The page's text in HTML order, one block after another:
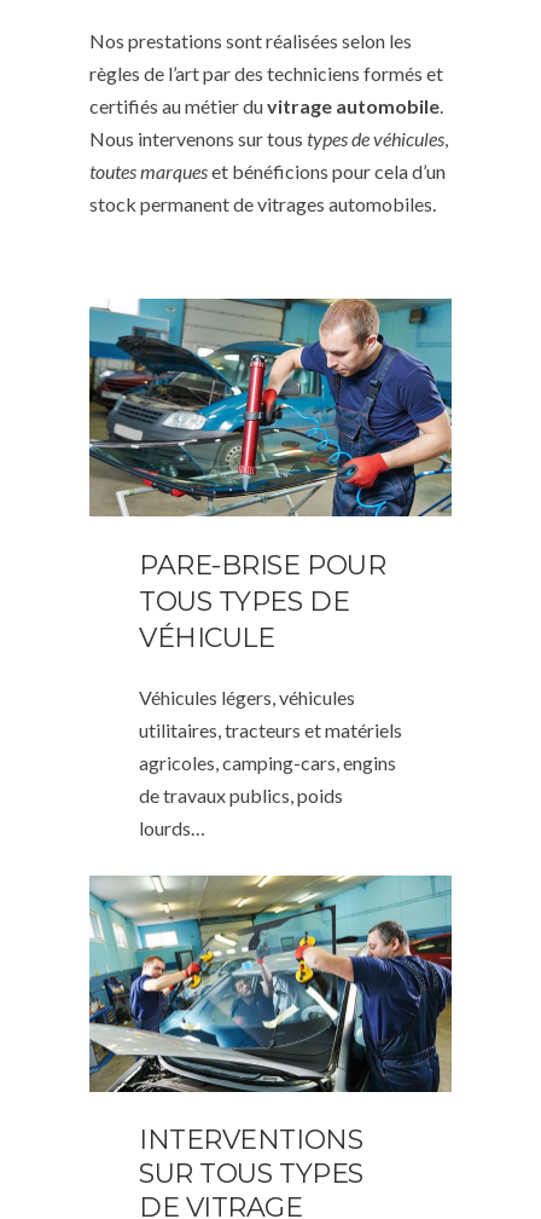
Nos prestations sont réalisées selon les
règles de l’art par des techniciens formés et
certifiés au métier duvitrage automobile
Nous intervenons sur tous types de véhicules
toutes marqueset bénéficions pour cela d’un
stock permanent de vitrages automobiles.
PARE-BRISE POUR
TOUS TYPES DE
VÉHICULE
Véhicules légers, véhicules
utilitaires, tracteurs et matériels
agricoles, camping-cars, engins
de travaux publics, poids
lourds…
INTERVENTIONS
SUR TOUS TYPES
DE VITRAGE